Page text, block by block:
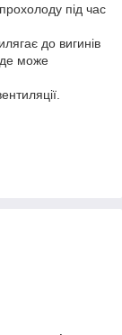
під час
до вигинів
може